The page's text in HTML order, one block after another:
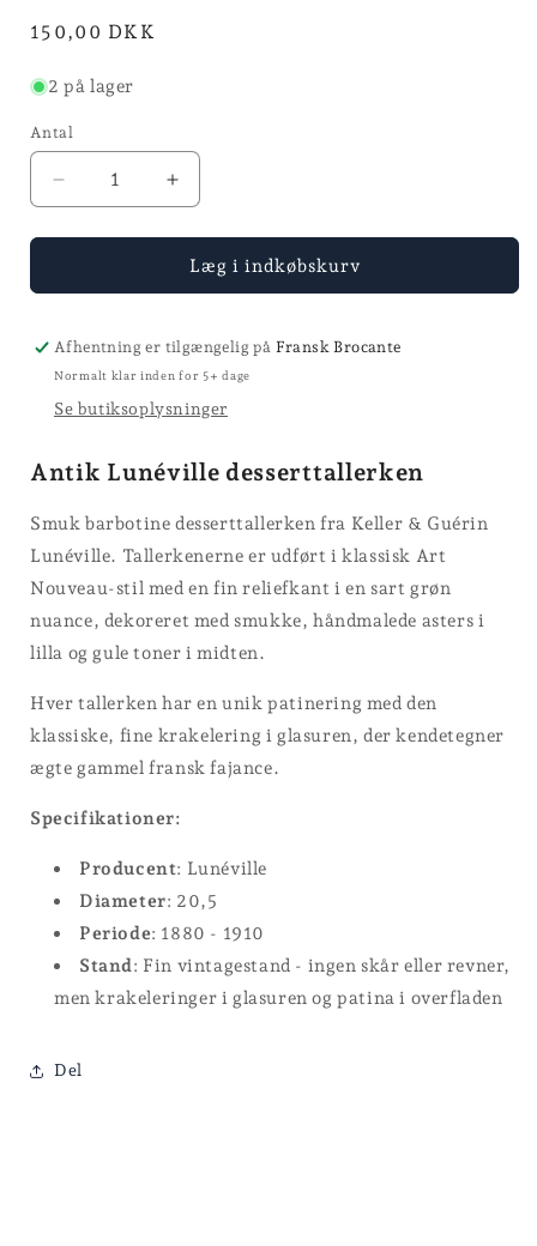
Normalpris
150,00 DKK
2 på lager
Antal
Reducer
antallet
for
-
cm
Øg
antallet
for
Luneville
-
cm
Læg i indkøbskurv
Afhentning er tilgængelig på Fransk Brocante
Normalt klar inden for 5+ dage
Se butiksoplysninger
Antik Lunéville desserttallerken
Smuk barbotine desserttallerken fra Keller & Guérin
Lunéville. Tallerkenerne er udført i klassisk Art
Nouveau-stil med en fin reliefkant i en sart grøn
nuance, dekoreret med smukke, håndmalede asters i
lilla og gule toner i midten.
Hver tallerken har en unik patinering med den
klassiske, fine krakelering i glasuren, der kendetegner
ægte gammel fransk fajance.
Specifikationer:
Producent: Lunéville
Diameter: 20,5
Periode: 1880 - 1910
Stand: Fin vintagestand - ingen skår eller revner,
men krakeleringer i glasuren og patina i overfladen
Del